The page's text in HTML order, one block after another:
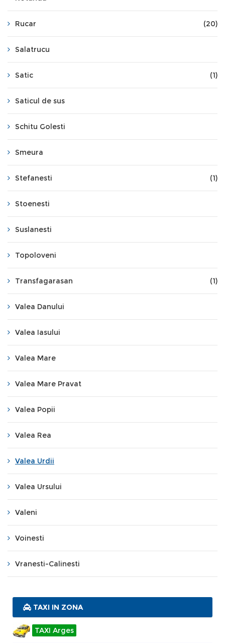
Rucar (20)
Salatrucu
Satic (1)
Saticul de sus
Schitu Golesti
Smeura
Stefanesti (1)
Stoenesti
Suslanesti
Topoloveni
Transfagarasan (1)
Valea Danului
Valea Iasului
Valea Mare
Valea Mare Pravat
Valea Popii
Valea Rea
Valea Urdii
Valea Ursului
Valeni
Voinesti
Vranesti-Calinesti
TAXI IN ZONA
TAXI Arges